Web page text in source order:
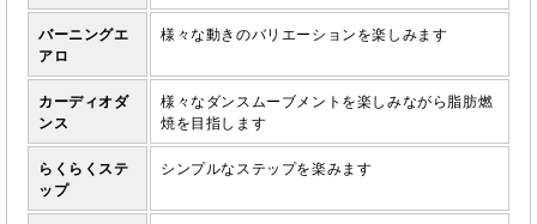
バーニングエ
アロ
様々な動きのバリエーションを楽しみます
カーディオダ
ンス
様々なダンスムーブメントを楽しみながら脂肪燃
焼を目指します
らくらくステ
ップ
シンプルなステップを楽みます